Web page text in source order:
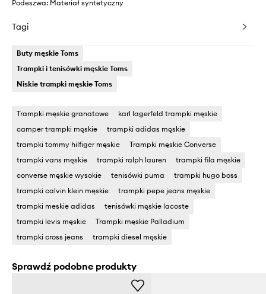
Podeszwa: Materiał syntetyczny
Tagi
Buty męskie Toms
Trampki i tenisówki męskie Toms
Niskie trampki męskie Toms
Trampki męskie granatowe
karl lagerfeld trampki męskie
camper trampki męskie
trampki adidas męskie
trampki tommy hilfiger męskie
Trampki męskie Converse
trampki vans męskie
trampki ralph lauren
trampki fila męskie
converse męskie wysokie
tenisówki puma
trampki hugo boss
trampki calvin klein męskie
trampki pepe jeans męskie
trampki meskie adidas
tenisówki męskie lacoste
trampki levis męskie
Trampki męskie Palladium
trampki cross jeans
trampki diesel męskie
Sprawdź podobne produkty